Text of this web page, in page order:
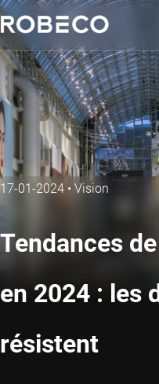
17-01-2024 • Vision
Tendances
en 2024 : les
résistent